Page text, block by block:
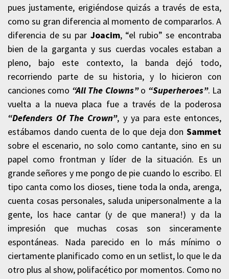
pues justamente, erigiéndose quizás a través de esta,
como su gran diferencia al momento de compararlos. A
diferencia de su par Joacim, “el rubio” se encontraba
bien de la garganta y sus cuerdas vocales estaban a
pleno, bajo este contexto, la banda dejó todo,
recorriendo parte de su historia, y lo hicieron con
canciones como “All The Clowns”o “Superheroes”. La
vuelta a la nueva placa fue a través de la poderosa
“Defenders Of The Crown”, y ya para este entonces,
estábamos dando cuenta de lo que deja don Sammet
sobre el escenario, no solo como cantante, sino en su
papel como frontman y líder de la situación. Es un
grande señores y me pongo de pie cuando lo escribo. El
tipo canta como los dioses, tiene toda la onda, arenga,
cuenta cosas personales, saluda unipersonalmente a la
gente, los hace cantar (y de que manera!) y da la
impresión que muchas cosas son sinceramente
espontáneas. Nada parecido en lo más mínimo o
ciertamente planificado como en un setlist, lo que le da
otro plus al show, polifacético por momentos. Como no